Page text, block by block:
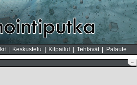
Keskustelu Kilpailut Tehtävät Palaute
–